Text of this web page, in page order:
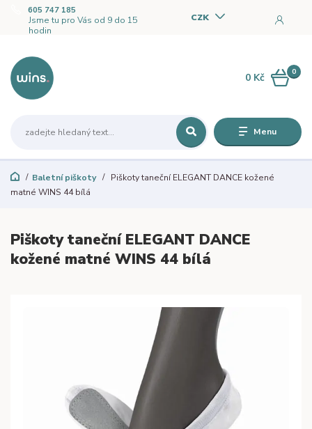
Menu
CZK
605 747 185
Jsme tu pro Vás od 9 do 15
hodin
0
0 Kč
Baletní piškoty
Piškoty taneční ELEGANT DANCE kožené
matné WINS 44 bílá
Piškoty taneční ELEGANT DANCE
kožené matné WINS 44 bílá